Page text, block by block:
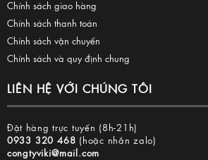
Chính sách giao hàng
Chính sách thanh toán
Chính sách vận chuyển
Chính sách và quy định chung
LIÊN HỆ VỚI CHÚNG TÔI
Đặt hàng trực tuyến (8h-21h)
0933 320 468 (hoặc nhắn zalo)
congtyviki@mail.com